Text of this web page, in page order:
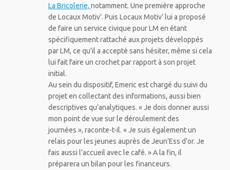
La Bricolerie, notamment. Une première approche
de Locaux Motiv’. Puis Locaux Motiv’ lui a proposé
de faire un service civique pour LM en étant
spécifiquement rattaché aux projets développés
par LM, ce qu’il a accepté sans hésiter, même si cela
lui fait faire un crochet par rapport à son projet
initial.
Au sein du dispositif, Emeric est chargé du suivi du
projet en collectant des informations, aussi bien
descriptives qu’analytiques. « Je dois donner aussi
mon point de vue sur le déroulement des
journées », raconte-t-il. « Je suis également un
relais pour les jeunes auprès de Jeun’Ess d’or. Je
fais aussi l’accueil avec le café. » A la fin, il
préparera un bilan pour les financeurs.